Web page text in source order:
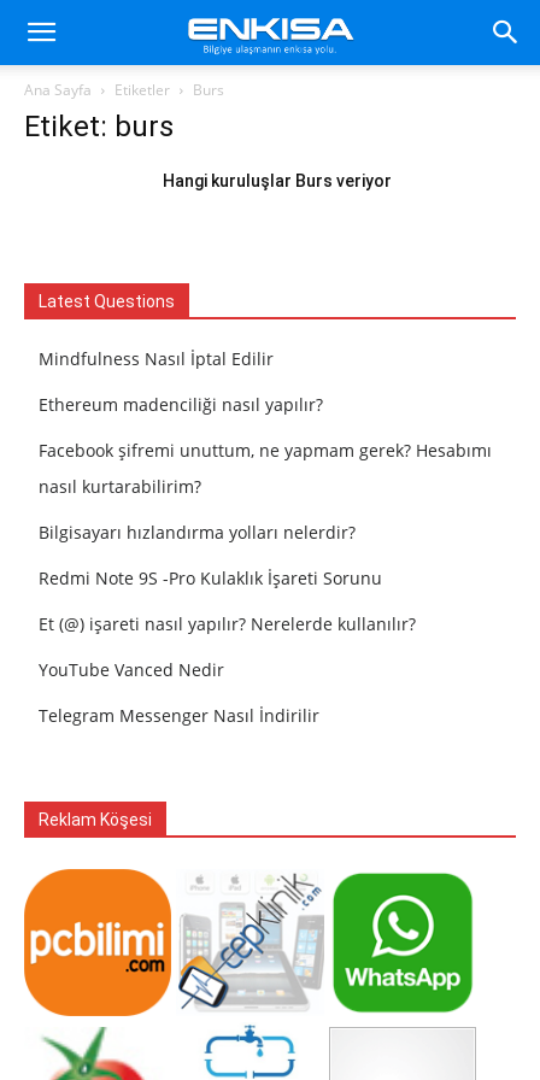
Ana Sayfa Etiketler Burs
Etiket: burs
Hangi kuruluşlar Burs veriyor
Latest Questions
Mindfulness Nasıl İptal Edilir
Ethereum madenciliği nasıl yapılır?
Facebook şifremi unuttum, ne yapmam gerek? Hesabımı
nasıl kurtarabilirim?
Bilgisayarı hızlandırma yolları nelerdir?
Redmi Note 9S -Pro Kulaklık İşareti Sorunu
Et (@) işareti nasıl yapılır? Nerelerde kullanılır?
YouTube Vanced Nedir
Telegram Messenger Nasıl İndirilir
Reklam Köşesi